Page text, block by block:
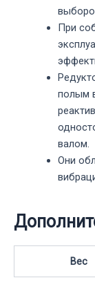
При
полым
валом.
Они
Вес